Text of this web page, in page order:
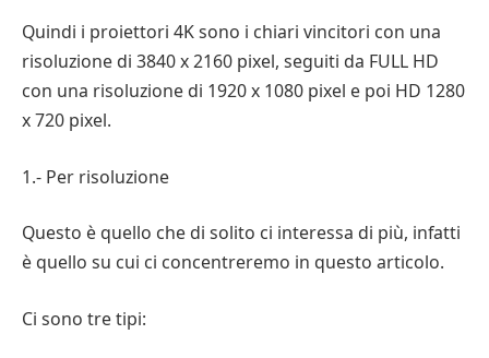
Quindi i proiettori 4K sono i chiari vincitori con una
risoluzione di 3840 x 2160 pixel, seguiti da FULL HD
con una risoluzione di 1920 x 1080 pixel e poi HD 1280
x 720 pixel.
1.- Per risoluzione
Questo è quello che di solito ci interessa di più, infatti
è quello su cui ci concentreremo in questo articolo.
Ci sono tre tipi: